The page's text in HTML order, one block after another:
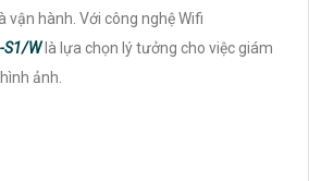
vận hành. Với công nghệ Wifi
S1/Wlà lựa chọn lý tưởng cho việc giám
ảnh.